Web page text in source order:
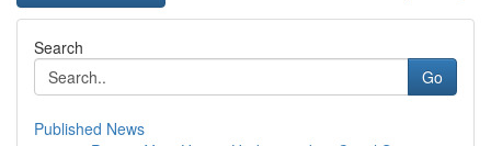
Search
Go
Published News